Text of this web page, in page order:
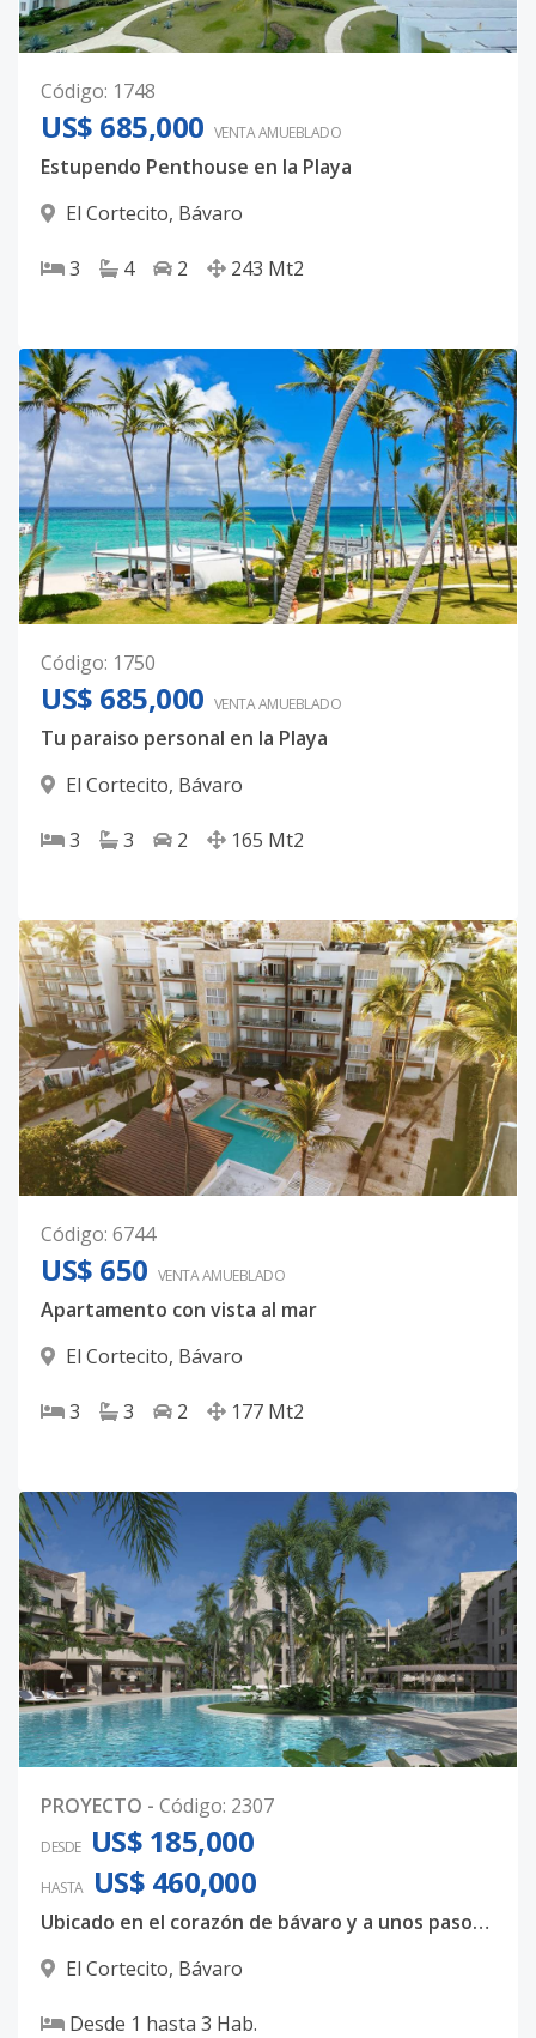
Código: 1748
US$ 685,000 VENTA AMUEBLADO
Estupendo Penthouse en la Playa
El Cortecito, Bávaro
3 4 2 243 Mt2
Código: 1750
US$ 685,000 VENTA AMUEBLADO
Tu paraiso personal en la Playa
El Cortecito, Bávaro
3 3 2 165 Mt2
Código: 6744
US$ 650 VENTA AMUEBLADO
Apartamento con vista al mar
El Cortecito, Bávaro
3 3 2 177 Mt2
PROYECTO - Código: 2307
DESDE US$ 185,000
HASTA US$ 460,000
Ubicado en el corazón de bávaro y a unos pasos de la playa, se ubica este exuberante y exclusivo proyecto.
El Cortecito, Bávaro
Desde 1 hasta 3 Hab.